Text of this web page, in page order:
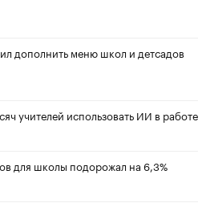
дополнить меню школ и детсадов
учителей использовать ИИ в работе
для школы подорожал на 6,3%